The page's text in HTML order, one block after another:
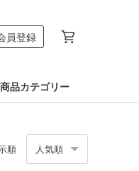
員登録
商品カテゴリー
順 人気順